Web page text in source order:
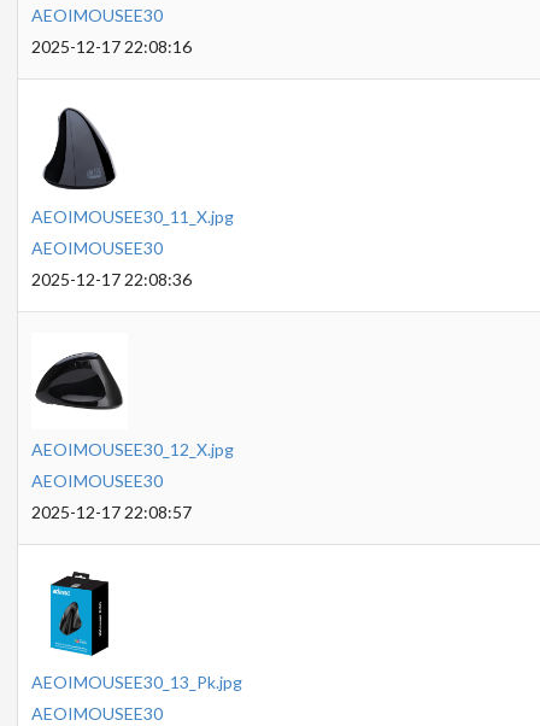
AEOIMOUSEE30
2025-12-17 22:08:16
AEOIMOUSEE30_11_X.jpg
AEOIMOUSEE30
2025-12-17 22:08:36
AEOIMOUSEE30_12_X.jpg
AEOIMOUSEE30
2025-12-17 22:08:57
AEOIMOUSEE30_13_Pk.jpg
AEOIMOUSEE30